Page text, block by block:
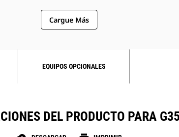
Cargue Más
EQUIPOS OPCIONALES
DEL PRODUCTO PARA